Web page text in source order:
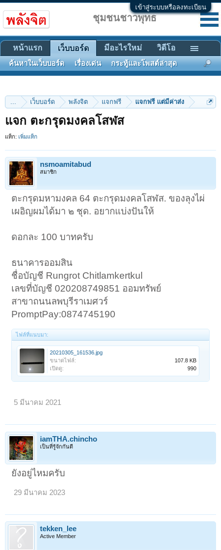
เข้าสู่ระบบหรือลงทะเบียน
... เว็บบอร์ด พลังจิต แจกฟรี แจกฟรี แต่มีค่าส่ง
แจก ตะกรุดมงคลโสฬส
แท็ก: เพิ่มแท็ก
nsmoamitabud
สมาชิก
ตะกรุดมหามงคล 64 ตะกรุดมงคลโสฬส. ของลุงไผ่
เผอิญผมได้มา ๒ ชุด. อยากแบ่งปันให้
ดอกละ 100 บาทครับ
ธนาคารออมสิน
ชื่อบัญชี Rungrot Chitlamkertkul
เลขที่บัญชี 020208749851 ออมทรัพย์
สาขาถนนลพบุรีราเมศวร์
PromptPay:0874745190
ไฟล์ที่แนบมา:
20210305_161536.jpg
ขนาดไฟล์:
107.8 KB
เปิดดู:
990
5 มีนาคม 2021
iamTHA.chincho
เป็นที่รู้จักกันดี
ยังอยู่ไหมครับ
29 มีนาคม 2023
tekken_lee
Active Member
ชุมชนชาวพุทธ
หน้าแรก เว็บบอร์ด
ค้นหาในเว็บบอร์ด เรื่องเด่น กระทู้และโพสต์ล่าสุด
มีอะไรใหม่ วิดีโอ